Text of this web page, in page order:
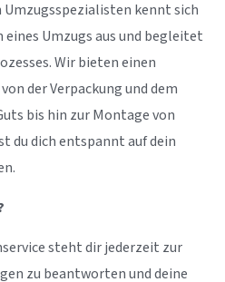
Umzugsspezialisten kennt sich
Umzugs aus und begleitet
Wir bieten einen
der Verpackung und dem
bis hin zur Montage von
du dich entspannt auf dein
steht dir jederzeit zur
zu beantworten und deine